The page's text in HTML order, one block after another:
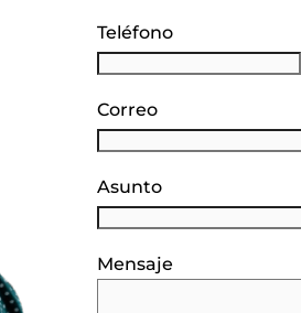
Teléfono
Correo
Asunto
Mensaje